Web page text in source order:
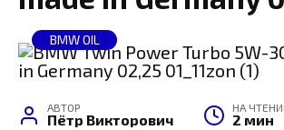
BMW OIL
АВТОР
Пётр Викторович
НА
2 мин